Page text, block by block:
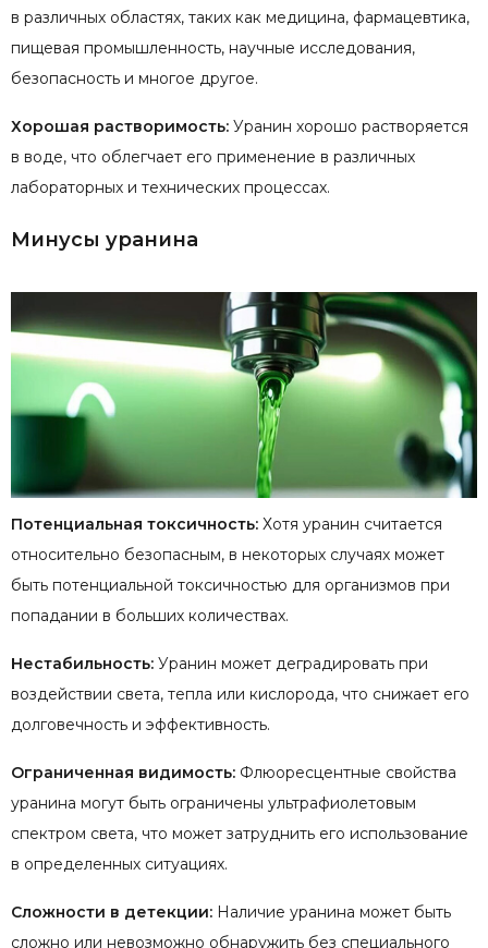
в различных областях, таких как медицина, фармацевтика,
пищевая промышленность, научные исследования,
безопасность и многое другое.
Хорошая растворимость: Уранин хорошо растворяется
в воде, что облегчает его применение в различных
лабораторных и технических процессах.
Минусы уранина
Потенциальная токсичность: Хотя уранин считается
относительно безопасным, в некоторых случаях может
быть потенциальной токсичностью для организмов при
попадании в больших количествах.
Нестабильность: Уранин может деградировать при
воздействии света, тепла или кислорода, что снижает его
долговечность и эффективность.
Ограниченная видимость: Флюоресцентные свойства
уранина могут быть ограничены ультрафиолетовым
спектром света, что может затруднить его использование
в определенных ситуациях.
Сложности в детекции: Наличие уранина может быть
сложно или невозможно обнаружить без специального